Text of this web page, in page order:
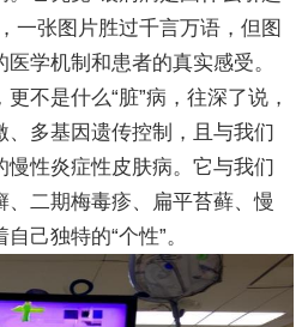
一张图片胜过千言万语，但图
学机制和患者的真实感受。
不是什么“脏”病，往深了说，
、多基因遗传控制，且与我们
慢性炎症性皮肤病。它与我们
二期梅毒疹、扁平苔藓、慢
己独特的“个性”。